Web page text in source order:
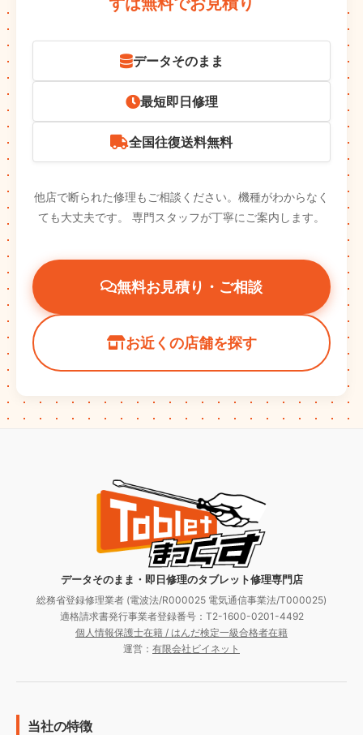
データそのまま
最短即日修理
全国往復送料無料
他店で断られた修理もご相談ください。機種がわからなく
ても大丈夫です。
専門スタッフが丁寧にご案内します。
無料お見積り・ご相談
お近くの店舗を探す
データそのまま・即日修理のタブレット修理専門店
総務省登録修理業者 (電波法/R000025 電気通信事業法/T000025)
適格請求書発行事業者登録番号：T2-1600-0201-4492
個人情報保護士在籍 / はんだ検定一級合格者在籍
運営： 有限会社ビイネット
当社の特徴